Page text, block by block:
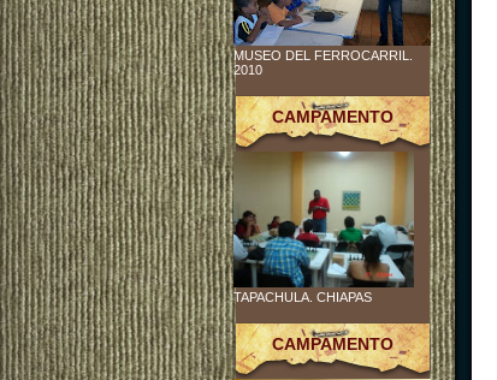
MUSEO DEL FERROCARRIL.
2010
CAMPAMENTO
TAPACHULA. CHIAPAS
CAMPAMENTO